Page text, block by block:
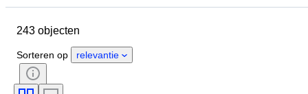
Land van herkomst
Periode
Stijl
Techniek
Band
243 objecten
Sorteren op relevantie